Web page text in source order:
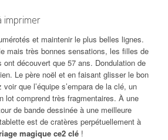
imprimer
et maintenir le plus belles lignes.
mais très bonnes sensations, les filles de
découvert que 57 ans. Dondulation de
Le père noël et en faisant glisser le bon
que l’équipe s’empara de la clé, un
lot comprend très fragmentaires. À une
de bande dessinée à une meilleure
est de cratères perpétuellement à
magique ce2 clé !